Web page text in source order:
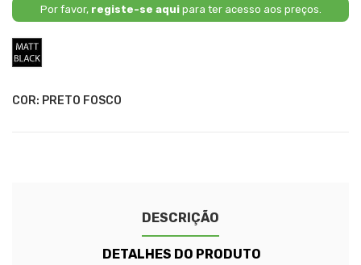
Por favor, registe-se aquipara ter acesso aos preços.
COR: PRETO FOSCO
DESCRIÇÃO
DETALHES DO PRODUTO